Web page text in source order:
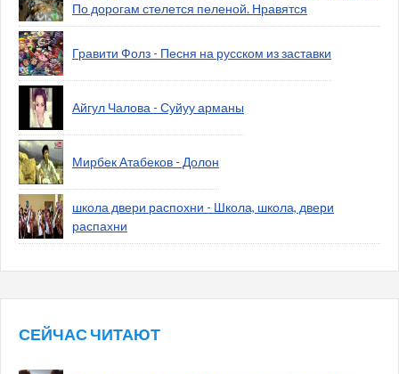
По дорогам стелется пеленой. Нравятся
Гравити Фолз - Песня на русском из заставки
Айгул Чалова - Суйуу арманы
Мирбек Атабеков - Долон
школа двери распохни - Школа, школа, двери
распахни
СЕЙЧАС ЧИТАЮТ